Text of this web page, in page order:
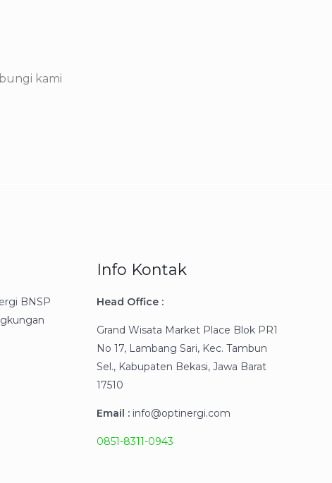
kami
BNSP
Info Kontak
Head Office :
Grand Wisata Market Place Blok PR1
No 17, Lambang Sari, Kec. Tambun
Sel., Kabupaten Bekasi, Jawa Barat
17510
Email : info@optinergi.com
0851-8311-0943